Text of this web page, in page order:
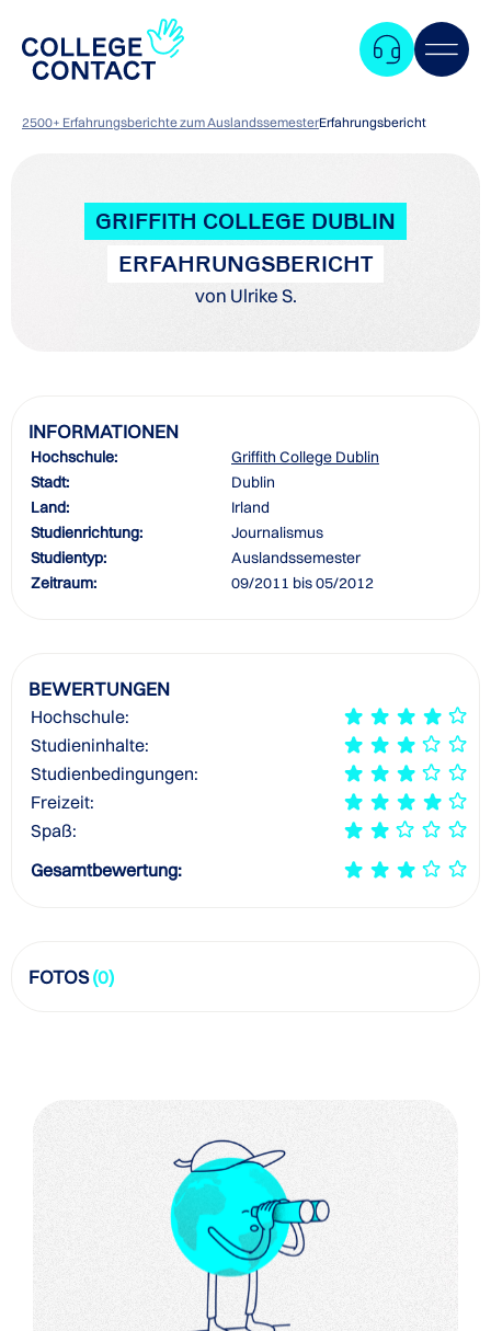
2500+ Erfahrungsberichte zum AuslandssemesterErfahrungsbericht
GRIFFITH COLLEGE DUBLIN
ERFAHRUNGSBERICHT
von Ulrike S.
INFORMATIONEN
Hochschule:
Griffith College Dublin
Stadt:
Dublin
Land:
Irland
Studienrichtung:
Journalismus
Studientyp:
Auslandssemester
Zeitraum:
09/2011 bis 05/2012
BEWERTUNGEN
Hochschule:
Studieninhalte:
Studienbedingungen:
Freizeit:
Spaß:
Gesamtbewertung:
FOTOS(0)